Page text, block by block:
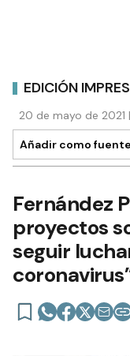
EDICIÓN
20 de mayo de
Añadir como
Fernández
proyectos
seguir